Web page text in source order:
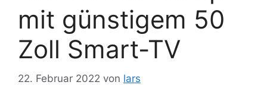
mit günstigem 50
Zoll Smart-TV
22. Februar 2022 von lars